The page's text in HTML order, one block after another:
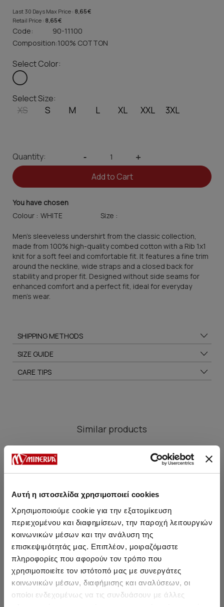
Αυτή η ιστοσελίδα χρησιμοποιεί cookies
Χρησιμοποιούμε cookie για την εξατομίκευση
περιεχομένου και διαφημίσεων, την παροχή λειτουργιών
κοινωνικών μέσων και την ανάλυση της
επισκεψιμότητάς μας. Επιπλέον, μοιραζόμαστε
πληροφορίες που αφορούν τον τρόπο που
χρησιμοποιείτε τον ιστότοπό μας με συνεργάτες
κοινωνικών μέσων, διαφήμισης και αναλύσεων, οι
οποίοι ενδεχομένως να τις συνδυάσουν με άλλες
Last 30 Days Max Price : 8,65 €
Retail Price : 8,65 €
Code:
90-11100
Composition:100% COTTON
Select Color:
Select Size:
XS S M L XL XXL 3XL
Quantity: - +
Add to Cart
You have chosen
Colour :
Size :
Men's sleeveless undershirt from the classic collection,
made from 100% high-quality combed cotton with a Rib 1x1
knit for a soft feel and comfortable fit. It features a fine trim
around the neckline, wide straps and a closed back for
stability and proper fit. Designed without side seams for
enhanced comfort and a perfect fit, ideal for everyday
men's wear.
SHIPPING METHODS
SIZE GUIDE
CARE TIPS
Similar products
Classic Cotton Men's Apollo
SALE
Classic Cotton Men's 2x2